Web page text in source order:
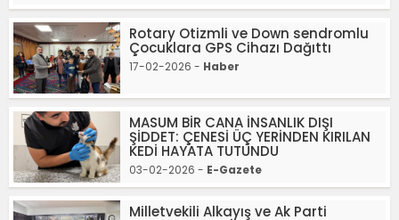
Rotary Otizmli ve Down sendromlu
Çocuklara GPS Cihazı Dağıttı
17-02-2026 - Haber
MASUM BİR CANA İNSANLIK DIŞI
ŞİDDET: ÇENESİ ÜÇ YERİNDEN KIRILAN
KEDİ HAYATA TUTUNDU
03-02-2026 - E-Gazete
Milletvekili Alkayış ve Ak Parti